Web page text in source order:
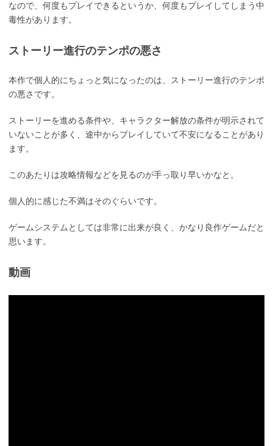
なので、何度もプレイできるというか、何度もプレイしてしまう中
毒性があります。
ストーリー進行のテンポの悪さ
本作で個人的にちょっと気になったのは、ストーリー進行のテンポ
の悪さです。
ストーリーを進める条件や、キャラクター解放の条件が明示されて
いないことが多く、途中からプレイしていて不安になることがあり
ます。
このあたりは攻略情報などを見るのが手っ取り早いかなと。
個人的に感じた不満はそのぐらいです。
ゲームシステムとしては非常に出来が良く、かなり良作ゲームだと
思います。
動画